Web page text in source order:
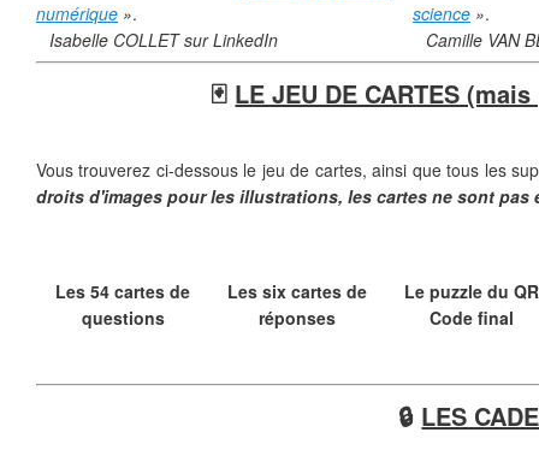
❄
numérique ».
Isabelle COLLET sur LinkedIn
science ».
Camille VAN
🃏 LE JEU DE CARTES
Vous trouverez ci-dessous le jeu de cartes, ainsi que tous les
droits d'images pour les illustrations, les cartes ne sont pas
Les 54 cartes de
questions
Les six cartes de
réponses
Le puzzle du QR
Code final
🔒 LES